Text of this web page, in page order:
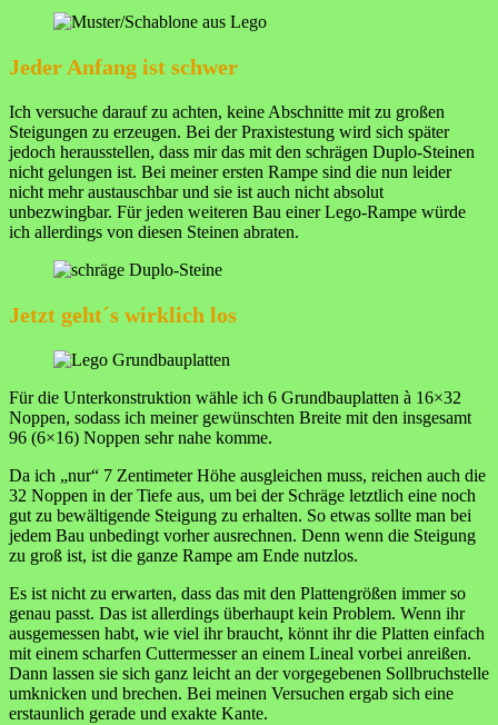
Jeder Anfang ist schwer
Ich versuche darauf zu achten, keine Abschnitte mit zu großen
Steigungen zu erzeugen. Bei der Praxistestung wird sich später
jedoch herausstellen, dass mir das mit den schrägen Duplo-Steinen
nicht gelungen ist. Bei meiner ersten Rampe sind die nun leider
nicht mehr austauschbar und sie ist auch nicht absolut
unbezwingbar. Für jeden weiteren Bau einer Lego-Rampe würde
ich allerdings von diesen Steinen abraten.
Jetzt geht´s wirklich los
Für die Unterkonstruktion wähle ich 6 Grundbauplatten à 16×32
Noppen, sodass ich meiner gewünschten Breite mit den insgesamt
96 (6×16) Noppen sehr nahe komme.
Da ich „nur“ 7 Zentimeter Höhe ausgleichen muss, reichen auch die
32 Noppen in der Tiefe aus, um bei der Schräge letztlich eine noch
gut zu bewältigende Steigung zu erhalten. So etwas sollte man bei
jedem Bau unbedingt vorher ausrechnen. Denn wenn die Steigung
zu groß ist, ist die ganze Rampe am Ende nutzlos.
Es ist nicht zu erwarten, dass das mit den Plattengrößen immer so
genau passt. Das ist allerdings überhaupt kein Problem. Wenn ihr
ausgemessen habt, wie viel ihr braucht, könnt ihr die Platten einfach
mit einem scharfen Cuttermesser an einem Lineal vorbei anreißen.
Dann lassen sie sich ganz leicht an der vorgegebenen Sollbruchstelle
umknicken und brechen. Bei meinen Versuchen ergab sich eine
erstaunlich gerade und exakte Kante.